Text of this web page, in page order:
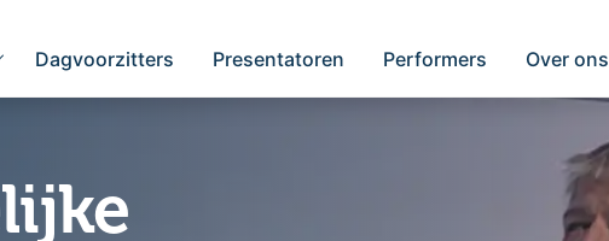
Dagvoorzitters Presentatoren Performers Over ons